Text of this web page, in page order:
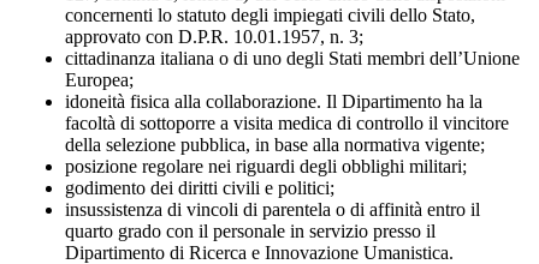
concernenti lo statuto degli impiegati civili dello Stato,
approvato con D.P.R. 10.01.1957, n. 3;
cittadinanza italiana o di uno degli Stati membri dell’Unione
Europea;
idoneità fisica alla collaborazione. Il Dipartimento ha la
facoltà di sottoporre a visita medica di controllo il vincitore
della selezione pubblica, in base alla normativa vigente;
posizione regolare nei riguardi degli obblighi militari;
godimento dei diritti civili e politici;
insussistenza di vincoli di parentela o di affinità entro il
quarto grado con il personale in servizio presso il
Dipartimento di Ricerca e Innovazione Umanistica.